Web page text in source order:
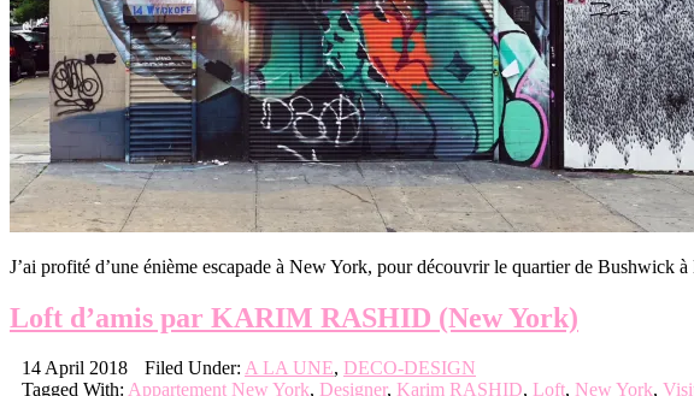
J’ai profité d’une énième escapade à New York, pour découvrir le quartier de
Loft d’amis par KARIM RASHID (New York)
14 April 2018 Filed Under: A LA UNE, DECO-DESIGN
Tagged With: Appartement New York, Designer, Karim RASHID, Loft, New York,